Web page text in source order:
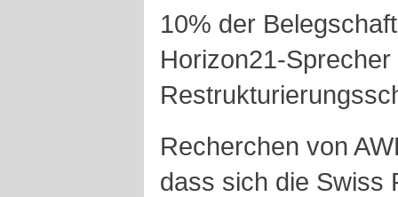
10% der
Horizon21-
Recherchen von
dass sich die Swiss